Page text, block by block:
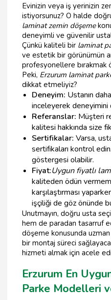
Evinizin veya iş yerinizin
istiyorsunuz? O halde
laminat zemin döşeme
deneyimli ve güvenilir
Çünkü kaliteli bir laminat
ve estetik bir görünümün
profesyonellere bırakmak
Peki, Erzurum laminat
dikkat etmeliyiz?
Deneyim: Ustanın
inceleyerek deneyimini
Referanslar: Müşteri
kalitesi hakkında size
Sertifikalar: Varsa,
sertifikaları kontrol
göstergesi olabilir.
Fiyat:Uygun fiyatlı
kaliteden ödün
karşılaştırması
işçiliği de göz önünde
Unutmayın, doğru usta
hem de paradan tasarruf
döşeme konusunda uzman
bir montaj süreci
hizmeti almak için acele
Erzurum En
Parke Modelleri